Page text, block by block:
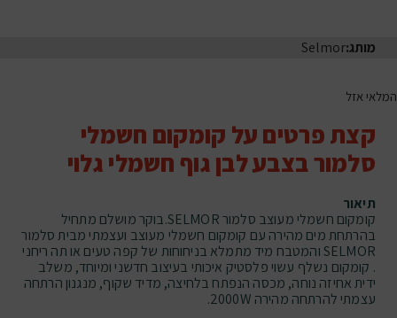
מותג:Selmor
המלאי אזל
קצת פרטים על קומקום חשמלי
סלמור בצבע לבן גוף חשמלי גלוי
תיאור
קומקום חשמלי מעוצב סלמור SELMOR.בוקר מושלם מתחיל
בהרתחת מים מהירה עם קומקום חשמלי מעוצב ועצמתי מבית סלמור
SELMOR והמטבח מיד מתמלא בניחוחות של קפה טעים או תה ריחני
. קומקום נשלף עשוי פלסטיק איכותי בעיצוב חדשני ומיוחד, משלב
ידית אחיזה נוחה, מכסה הנפתח בלחיצה, מדיד שקוף, מנגנון הרתחה
עצמתי להרתחה מהירה 2000W.